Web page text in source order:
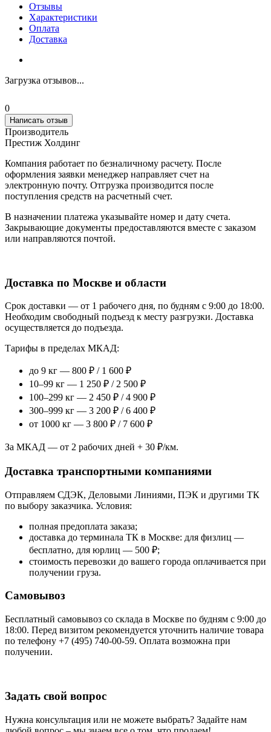
Отзывы
Характеристики
Оплата
Доставка
Загрузка отзывов...
0
Написать отзыв
Производитель
Престиж Холдинг
Компания работает по безналичному расчету. После
оформления заявки менеджер направляет счет на
электронную почту. Отгрузка производится после
поступления средств на расчетный счет.
В назначении платежа указывайте номер и дату счета.
Закрывающие документы предоставляются вместе с заказом
или направляются почтой.
Доставка по Москве и области
Срок доставки — от 1 рабочего дня, по будням с 9:00 до 18:00.
Необходим свободный подъезд к месту разгрузки. Доставка
осуществляется до подъезда.
Тарифы в пределах МКАД:
до 9 кг — 800 ₽ / 1 600 ₽
10–99 кг — 1 250 ₽ / 2 500 ₽
100–299 кг — 2 450 ₽ / 4 900 ₽
300–999 кг — 3 200 ₽ / 6 400 ₽
от 1000 кг — 3 800 ₽ / 7 600 ₽
За МКАД — от 2 рабочих дней + 30 ₽/км.
Доставка транспортными компаниями
Отправляем СДЭК, Деловыми Линиями, ПЭК и другими ТК
по выбору заказчика. Условия:
полная предоплата заказа;
доставка до терминала ТК в Москве: для физлиц —
бесплатно, для юрлиц — 500 ₽;
стоимость перевозки до вашего города оплачивается при
получении груза.
Самовывоз
Бесплатный самовывоз со склада в Москве по будням с 9:00 до
18:00. Перед визитом рекомендуется уточнить наличие товара
по телефону +7 (495) 740-00-59. Оплата возможна при
получении.
Задать свой вопрос
Нужна консультация или не можете выбрать? Задайте нам